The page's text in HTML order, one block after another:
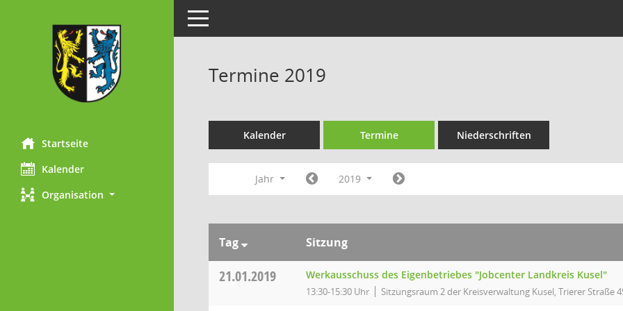
Startseite
Kalender
Organisation
Toggle navigation
Termine 2019
Kalender Termine Niederschriften
Jahr 2019
Tag Sitzung
21.01.2019 Werkausschuss des Eigenbetriebes "Jobcenter Landkreis Kusel"
13:30-15:30 Uhr Sitzungsraum 2 der Kreisverwaltung Kusel, Trierer Straße